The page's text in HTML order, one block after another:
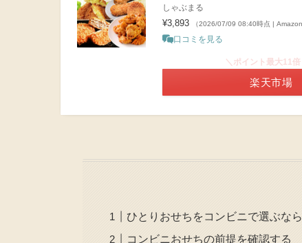
しゃぶまる
¥3,893 （2026/07/09 08:40時点 | Amazon
口コミを見る
＼ポイント最大11倍
楽天市場
ひとりおせちをコンビニで選ぶな
コンビニおせちの前提を確認する